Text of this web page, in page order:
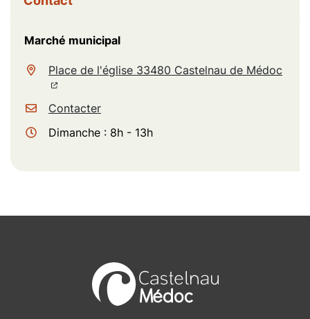
Marché municipal
Place de l'église 33480 Castelnau de Médoc
(ouverture dans un nouvel onglet)
Contacter
Dimanche : 8h - 13h